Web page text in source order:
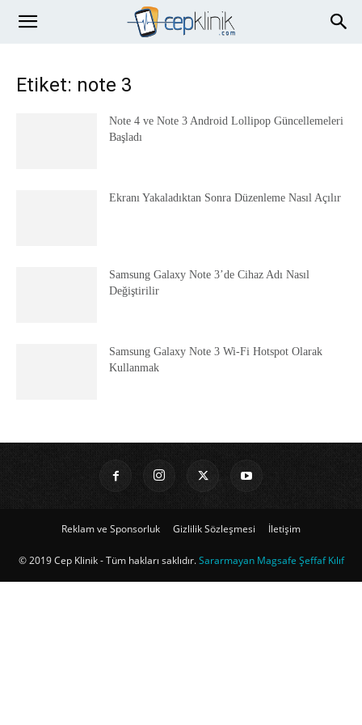
Etiket: note 3
Note 4 ve Note 3 Android Lollipop Güncellemeleri
Başladı
Ekranı Yakaladıktan Sonra Düzenleme Nasıl Açılır
Samsung Galaxy Note 3’de Cihaz Adı Nasıl
Değiştirilir
Samsung Galaxy Note 3 Wi-Fi Hotspot Olarak
Kullanmak
Reklam ve Sponsorluk Gizlilik Sözleşmesi İletişim
© 2019 Cep Klinik - Tüm hakları saklıdır.Sararmayan Magsafe Şeffaf Kılıf